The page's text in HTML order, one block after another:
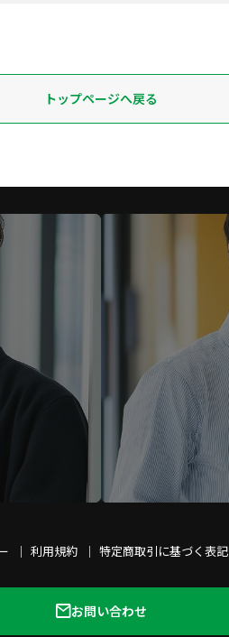
トップページへ戻る
利用規約 特定商取引に基づく表記
お問い合わせ